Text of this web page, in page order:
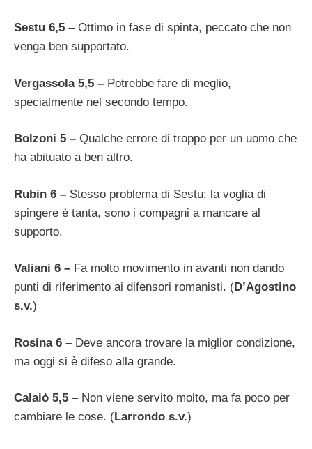
Sestu 6,5 – Ottimo in fase di spinta, peccato che non
venga ben supportato.
Vergassola 5,5 – Potrebbe fare di meglio,
specialmente nel secondo tempo.
Bolzoni 5 – Qualche errore di troppo per un uomo che
ha abituato a ben altro.
Rubin 6 – Stesso problema di Sestu: la voglia di
spingere è tanta, sono i compagni a mancare al
supporto.
Valiani 6 – Fa molto movimento in avanti non dando
punti di riferimento ai difensori romanisti. (D’Agostino
s.v.)
Rosina 6 – Deve ancora trovare la miglior condizione,
ma oggi si è difeso alla grande.
Calaiò 5,5 – Non viene servito molto, ma fa poco per
cambiare le cose. (Larrondo s.v.)